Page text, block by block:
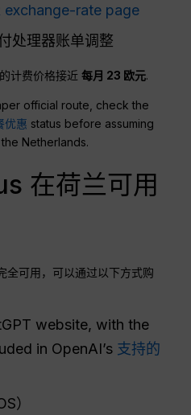
exchange-rate page
处理器账单调整
计费价格接近每月 23 欧元.
official route, check the
优惠 status before assuming
Netherlands.
在荷兰可用
全可用，可以通过以下方式购
website, with the
in OpenAI’s 支持的
）